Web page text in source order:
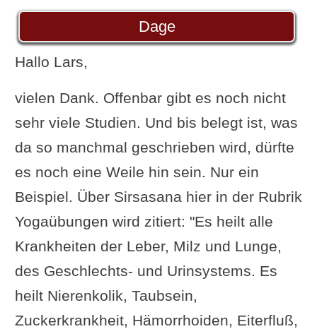
Dage
Hallo Lars,
vielen Dank. Offenbar gibt es noch nicht
sehr viele Studien. Und bis belegt ist, was
da so manchmal geschrieben wird, dürfte
es noch eine Weile hin sein. Nur ein
Beispiel. Über Sirsasana hier in der Rubrik
Yogaübungen wird zitiert: "Es heilt alle
Krankheiten der Leber, Milz und Lunge,
des Geschlechts- und Urinsystems. Es
heilt Nierenkolik, Taubsein,
Zuckerkrankheit, Hämorrhoiden, Eiterfluß,